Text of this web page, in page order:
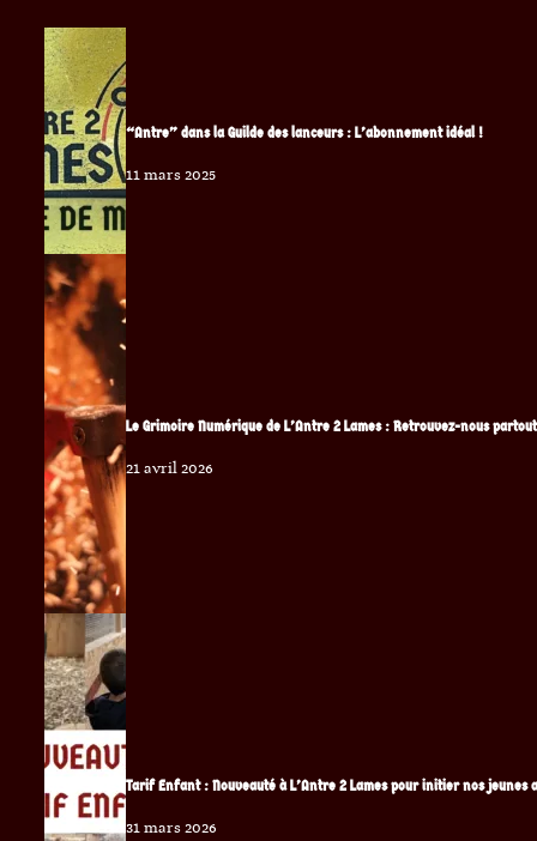
“Antre” dans la Guilde des lanceurs : L’abonnement idéal !
11 mars 2025
Le Grimoire Numérique de L’Antre 2 Lames : Retrouvez-nous
21 avril 2026
Tarif Enfant : Nouveauté à L’Antre 2 Lames pour initier nos jeunes
31 mars 2026